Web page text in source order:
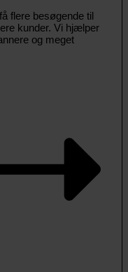
flere besøgende til
kunder. Vi hjælper
og meget